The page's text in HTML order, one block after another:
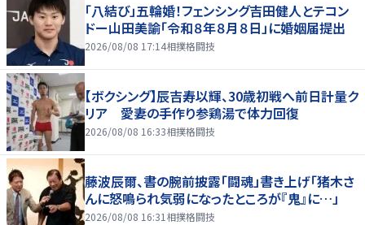
「八結び」五輪婚！フェンシング吉田健人とテコン
ドー山田美諭「令和８年８月８日」に婚姻届提出
2026/08/08 17:14相撲格闘技
【ボクシング】辰吉寿以輝、30歳初戦へ前日計量ク
リア 愛妻の手作り参鶏湯で体力回復
2026/08/08 16:33相撲格闘技
藤波辰爾、書の腕前披露「闘魂」書き上げ「猪木さ
んに怒鳴られ気弱になったところが『鬼』に…」
2026/08/08 16:31 相撲格闘技